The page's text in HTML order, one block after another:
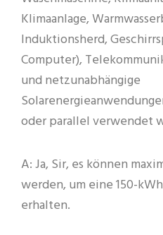
Klimaanlage,
Induktionsherd,
Computer),
und netzunabhängige
oder parallel verwendet
A: Ja, Sir, es können
werden, um eine 150-
erhalten.